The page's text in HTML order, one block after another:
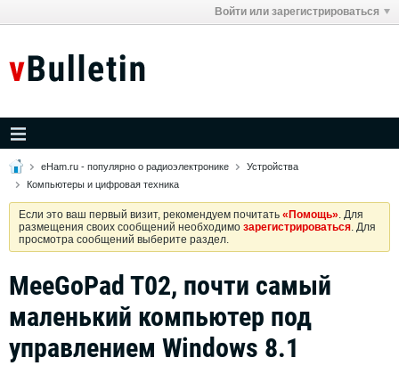
Войти или зарегистрироваться
eHam.ru - популярно о радиоэлектронике
Устройства
Компьютеры и цифровая техника
Если это ваш первый визит, рекомендуем почитать «Помощь». Для
размещения своих сообщений необходимо зарегистрироваться. Для
просмотра сообщений выберите раздел.
MeeGoPad T02, почти самый
маленький компьютер под
управлением Windows 8.1